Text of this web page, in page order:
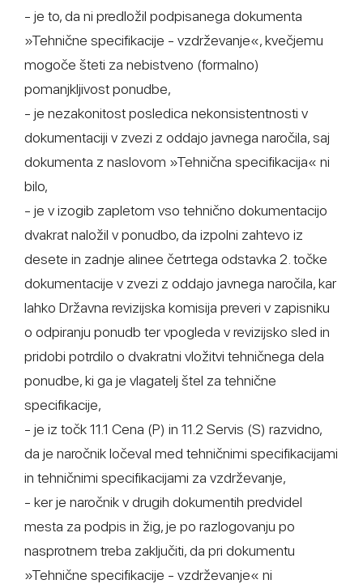
- je to, da ni predložil podpisanega dokumenta
»Tehnične specifikacije - vzdrževanje«, kvečjemu
mogoče šteti za nebistveno (formalno)
pomanjkljivost ponudbe,
- je nezakonitost posledica nekonsistentnosti v
dokumentaciji v zvezi z oddajo javnega naročila, saj
dokumenta z naslovom »Tehnična specifikacija« ni
bilo,
- je v izogib zapletom vso tehnično dokumentacijo
dvakrat naložil v ponudbo, da izpolni zahtevo iz
desete in zadnje alinee četrtega odstavka 2. točke
dokumentacije v zvezi z oddajo javnega naročila, kar
lahko Državna revizijska komisija preveri v zapisniku
o odpiranju ponudb ter vpogleda v revizijsko sled in
pridobi potrdilo o dvakratni vložitvi tehničnega dela
ponudbe, ki ga je vlagatelj štel za tehnične
specifikacije,
- je iz točk 11.1 Cena (P) in 11.2 Servis (S) razvidno,
da je naročnik ločeval med tehničnimi specifikacijami
in tehničnimi specifikacijami za vzdrževanje,
- ker je naročnik v drugih dokumentih predvidel
mesta za podpis in žig, je po razlogovanju po
nasprotnem treba zaključiti, da pri dokumentu
»Tehnične specifikacije - vzdrževanje« ni